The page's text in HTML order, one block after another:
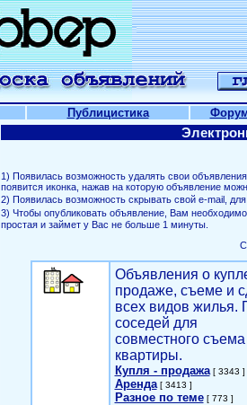
Публицистика
1) Появилась возможность удалять свои
появится иконка, нажав на которую объявление
2) Появилась возможность скрывать свой е-mail,
3) Чтобы опубликовать объявление, Вам
простая и займет у Вас не больше 1 минуты.
Объявления о
продаже, съеме и
всех видов жилья.
соседей для
совместного съема
квартиры.
Купля - продажа[ 3343 ]
Аренда[ 3413 ]
Разное по теме[ 773 ]